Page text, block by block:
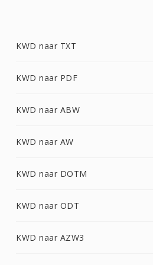
KWD naar TXT
KWD naar PDF
KWD naar ABW
KWD naar AW
KWD naar DOTM
KWD naar ODT
KWD naar AZW3